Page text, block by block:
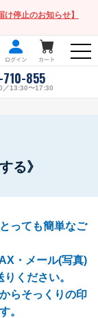
停止のお知らせ】
855
／13:30〜17:30
る》
っても簡単なご
・メール(写真)
ください。
らそっくりの印
。